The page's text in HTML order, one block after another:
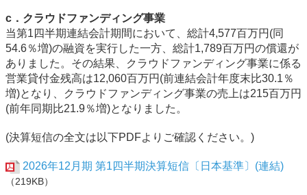
c．クラウドファンディング事業
当第1四半期連結会計期間において、総計4,577百万円(同
54.6％増)の融資を実行した一方、総計1,789百万円の償還が
ありました。その結果、クラウドファンディング事業に係る
営業貸付金残高は12,060百万円(前連結会計年度末比30.1％
増)となり、クラウドファンディング事業の売上は215百万円
(前年同期比21.9％増)となりました。
(決算短信の全文は以下PDFよりご確認ください。)
2026年12月期 第1四半期決算短信〔日本基準〕(連結)
（219KB）